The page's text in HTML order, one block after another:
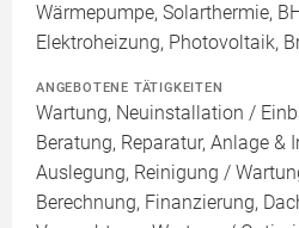
Wärmepumpe, Solarthermie,
Elektroheizung, Photovoltaik,
ANGEBOTENE TÄTIGKEITEN
Wartung, Neuinstallation /
Beratung, Reparatur, Anlage
Auslegung, Reinigung /
Berechnung, Finanzierung,